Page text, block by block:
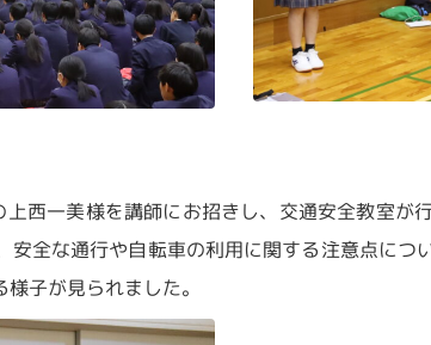
西一美様を講師にお招きし、交通安全教室が
全な通行や自転車の利用に関する注意点に
子が見られました。